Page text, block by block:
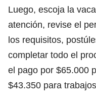
Luego, escoja la
atención, revise el
los requisitos,
completar todo el
el pago por $65.000
$43.350 para